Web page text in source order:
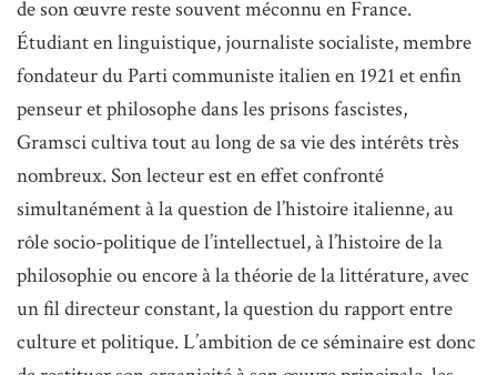
de son œuvre reste souvent méconnu en France.
Étudiant en linguistique, journaliste socialiste, membre
fondateur du Parti communiste italien en 1921 et enfin
penseur et philosophe dans les prisons fascistes,
Gramsci cultiva tout au long de sa vie des intérêts très
nombreux. Son lecteur est en effet confronté
simultanément à la question de l’histoire italienne, au
rôle socio-politique de l’intellectuel, à l’histoire de la
philosophie ou encore à la théorie de la littérature, avec
un fil directeur constant, la question du rapport entre
culture et politique. L’ambition de ce séminaire est donc